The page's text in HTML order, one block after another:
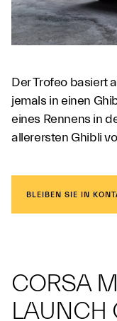
Der Trofeo basiert
jemals in einen
eines Rennens in
allerersten Ghibli
BLEIBEN SIE IN
CORSA
LAUNCH